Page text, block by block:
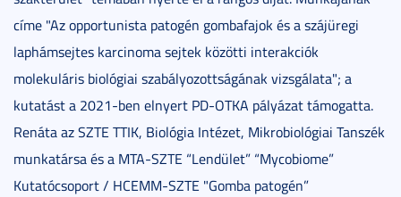
címe "Az opportunista patogén gombafajok és a szájüregi
laphámsejtes karcinoma sejtek közötti interakciók
molekuláris biológiai szabályozottságának vizsgálata"; a
kutatást a 2021-ben elnyert PD-OTKA pályázat támogatta.
Renáta az SZTE TTIK, Biológia Intézet, Mikrobiológiai Tanszék
munkatársa és a MTA-SZTE “Lendület” “Mycobiome”
Kutatócsoport / HCEMM-SZTE "Gomba patogén”